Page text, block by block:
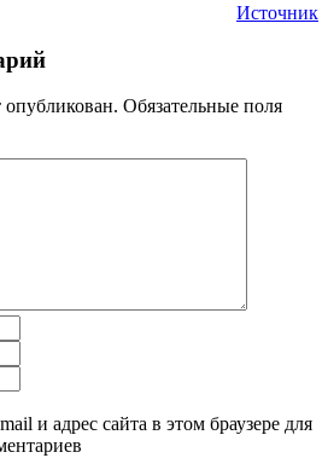
Источник
опубликован. Обязательные поля
и адрес сайта в этом браузере для